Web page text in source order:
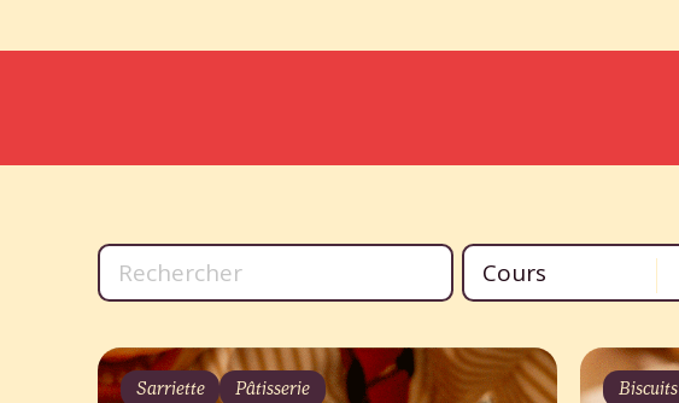
Sarriette Pâtisserie Biscuits